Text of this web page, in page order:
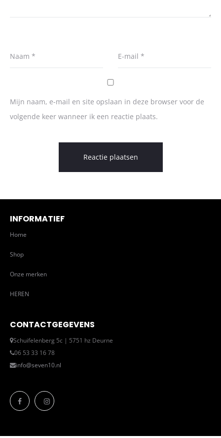
Naam * E-mail *
Mijn naam, e-mail en site opslaan in deze browser voor de
volgende keer wanneer ik een reactie plaats.
INFORMATIEF
Home
Shop
Onze merken
HEREN
CONTACTGEGEVENS
Schuifelenberg 5c | 5751 hz Deurne
06 53 33 16 78
info@seven10.nl